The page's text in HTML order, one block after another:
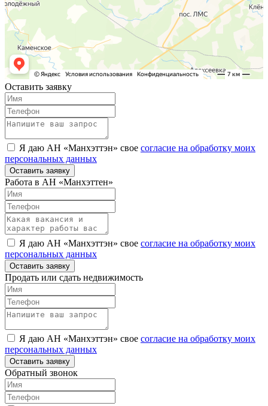
Оставить заявку
Я даю АН «Манхэттэн» свое согласие на обработку моих
персональных данных
Оставить заявку
Работа в АН «Манхэттен»
Я даю АН «Манхэттэн» свое согласие на обработку моих
персональных данных
Оставить заявку
Продать или сдать недвижимость
Я даю АН «Манхэттэн» свое согласие на обработку моих
персональных данных
Оставить заявку
Обратный звонок